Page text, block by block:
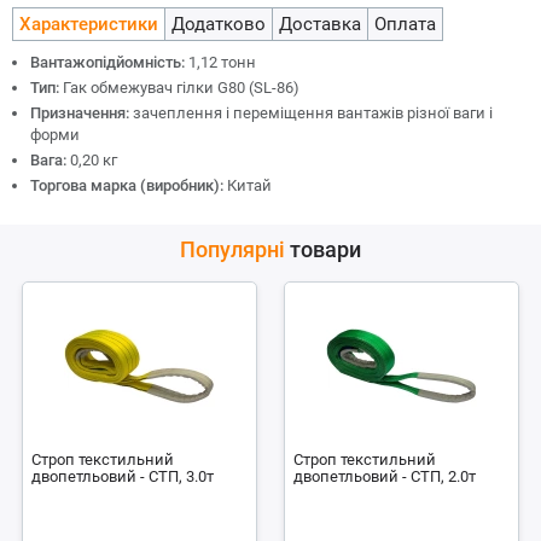
Характеристики Додатково Доставка Оплата
Вантажопідйомність: 1,12 тонн
Тип: Гак обмежувач гілки G80 (SL-86)
Призначення: зачеплення і переміщення вантажів різної ваги і
форми
Вага: 0,20 кг
Торгова марка (виробник): Китай
Популярні товари
Строп текстильний
двопетльовий - СТП, 3.0т
Строп текстильний
двопетльовий - СТП, 2.0т